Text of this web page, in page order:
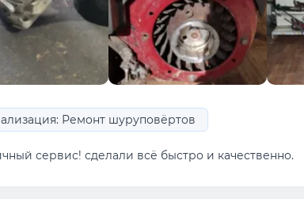
Ремонт шуруповёртов
сервис! сделали всё быстро и качественно.